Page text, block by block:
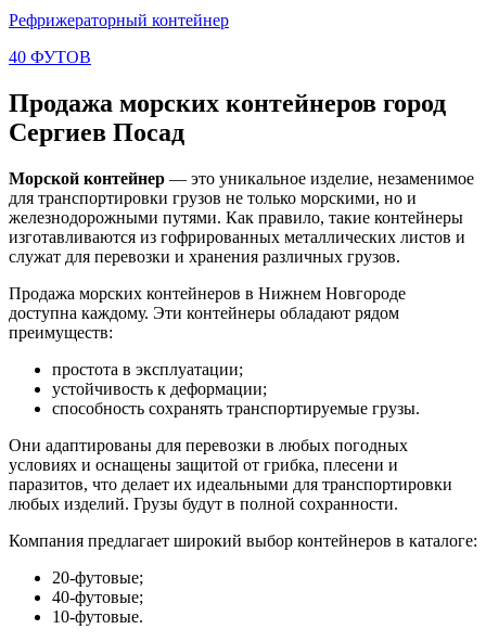
Рефрижераторный контейнер
40 ФУТОВ
Продажа морских контейнеров город
Сергиев Посад
Морской контейнер — это уникальное изделие, незаменимое
для транспортировки грузов не только морскими, но и
железнодорожными путями. Как правило, такие контейнеры
изготавливаются из гофрированных металлических листов и
служат для перевозки и хранения различных грузов.
Продажа морских контейнеров в Нижнем Новгороде
доступна каждому. Эти контейнеры обладают рядом
преимуществ:
простота в эксплуатации;
устойчивость к деформации;
способность сохранять транспортируемые грузы.
Они адаптированы для перевозки в любых погодных
условиях и оснащены защитой от грибка, плесени и
паразитов, что делает их идеальными для транспортировки
любых изделий. Грузы будут в полной сохранности.
Компания предлагает широкий выбор контейнеров в каталоге:
20-футовые;
40-футовые;
10-футовые.